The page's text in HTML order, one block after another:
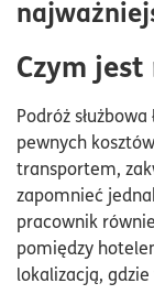
Czym jest
Podróż
pewnych
transportem,
zapomnieć
pracownik
pomiędzy
lokalizacją,